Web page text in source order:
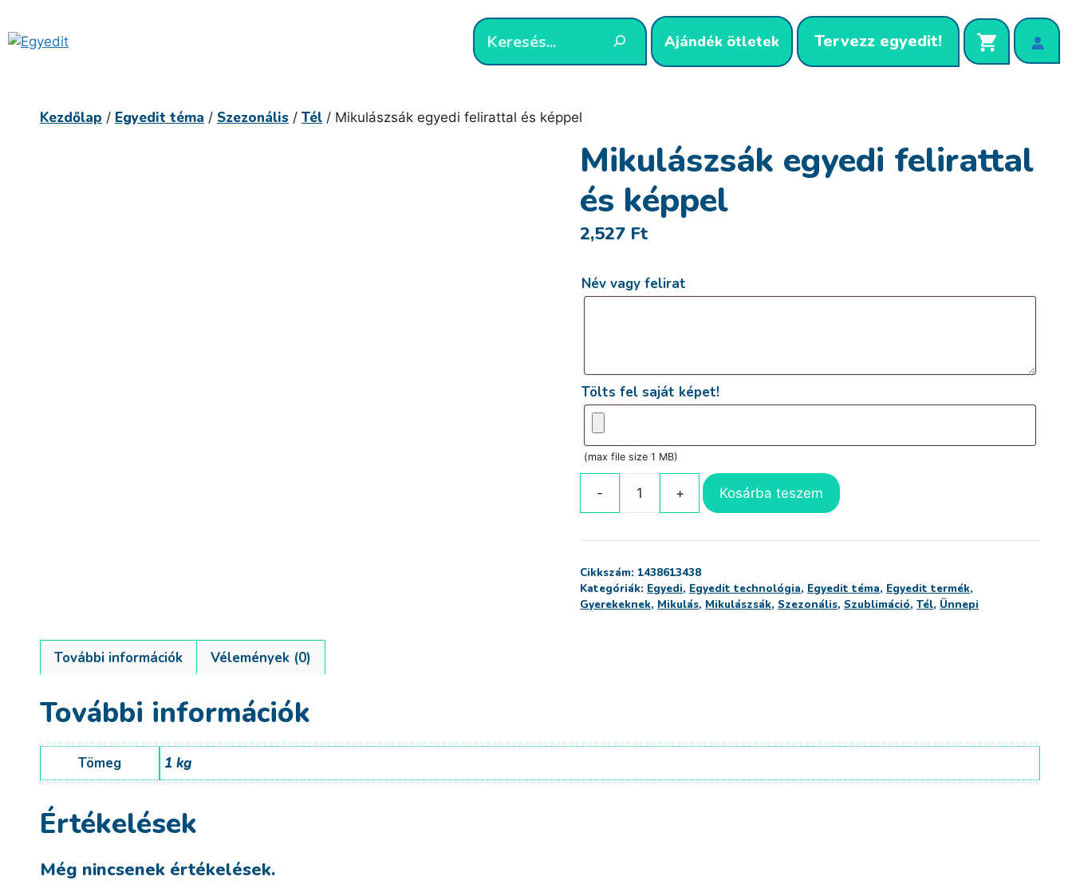
tartalomba
Ajándék ötletek Tervezz egyedit!
Kezdőlap / Egyedit téma / Szezonális / Tél / Mikulászsák egyedi felirattal és képpel
Mikulászsák egyedi felirattal
és képpel
2,527 Ft
Név vagy felirat
Tölts fel saját képet!
(max file size 1 MB)
Mikulászsák
felirattal
képpel
mennyiség
Kosárba teszem
Cikkszám:1438613438
Kategóriák: Egyedi, Egyedit technológia, Egyedit téma, Egyedit termék,
Gyerekeknek, Mikulás, Mikulászsák,Szezonális,Szublimáció,Tél, Ünnepi
További információk Vélemények (0)
További információk
Tömeg 1 kg
Értékelések
Még nincsenek értékelések.